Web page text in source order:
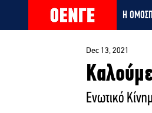
Η
Dec 13, 2021
Ενωτικό